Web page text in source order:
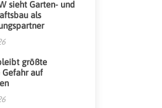
sieht Garten- und
als
größte
auf